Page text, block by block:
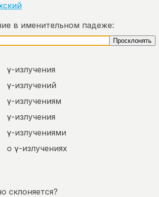
в именительном падеже:
γ-излучения
γ-излучений
γ-излучениям
γ-излучения
γ-излучениями
о γ-излучениях
склоняется?